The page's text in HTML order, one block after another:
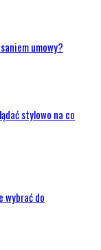
umowy?
stylowo na co
wybrać do